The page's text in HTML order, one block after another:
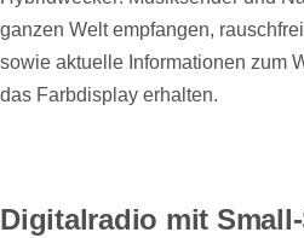
ganzen Welt empfangen,
sowie aktuelle Informationen zum
das Farbdisplay erhalten.
Digitalradio mit